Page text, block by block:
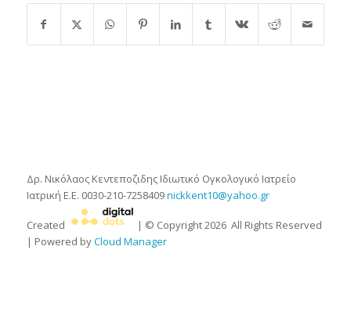
Δρ. Νικόλαος Κεντεποζιδης Ιδιωτικό Ογκολογικό Ιατρείο
Ιατρική Ε.Ε. 0030-210-7258409nickkent10@yahoo.gr
Created | © Copyright2026All Rights Reserved
| Powered byCloud Manager